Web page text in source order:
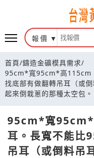
報價
首頁/鑄造金礦模具需求/
95cm*寬95cm*高115cm
找底部有做翻轉吊耳（或
起來倒栽蔥的那種太空包。
95cm*寬95cm*
耳。長寬不能比
吊耳（或倒料吊